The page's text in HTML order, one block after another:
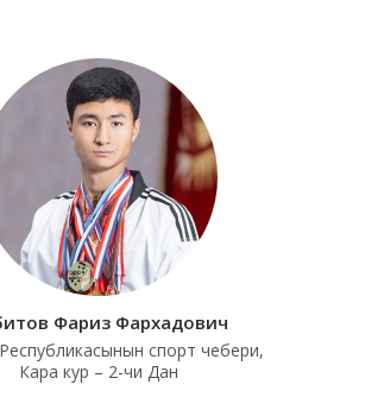
Фариз Фархадович
спорт чебери,
Кара кур – 2-чи Дан